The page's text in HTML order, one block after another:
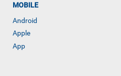
MOBILE
Android
Apple
App